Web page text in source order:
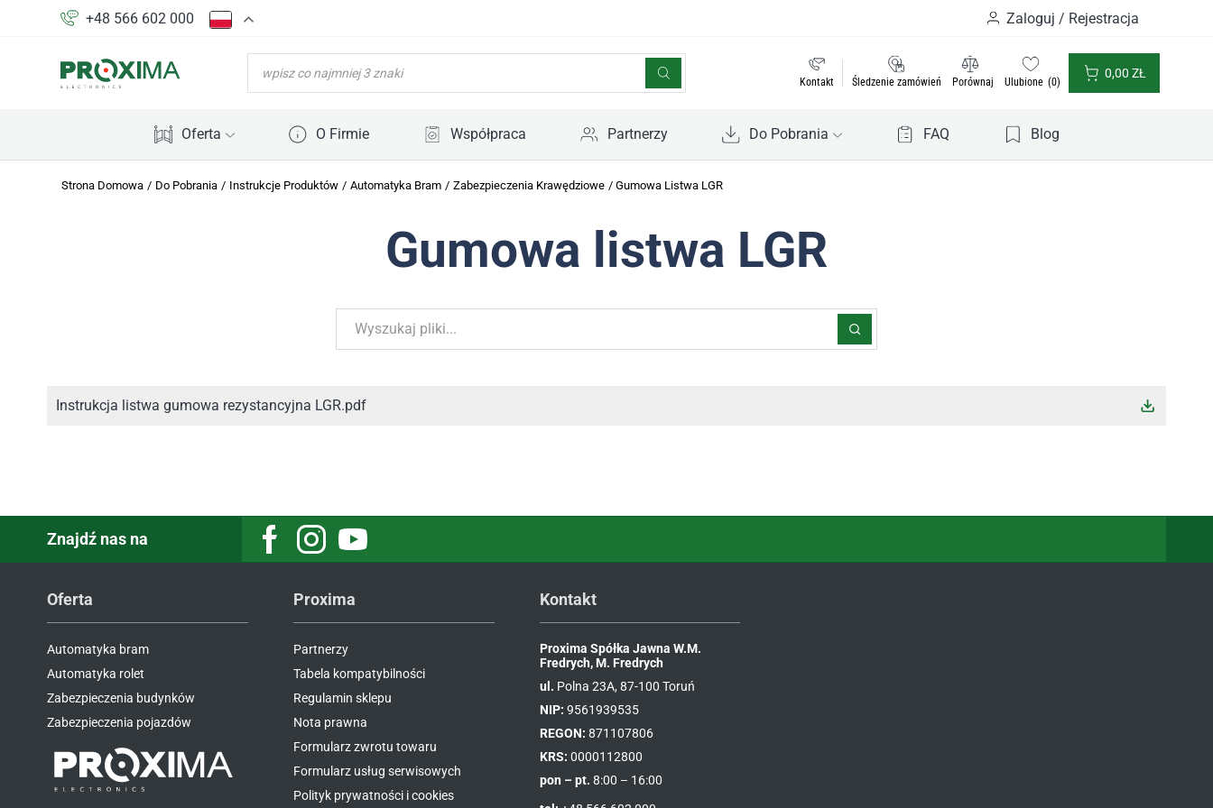
+48 566 602 000 Zaloguj / Rejestracja
WYSZUKIWARKA
PRODUKTÓW
Kontakt Śledzenie zamówień Porównaj Ulubione 0
0,00 ZŁ
Oferta O Firmie Współpraca Partnerzy Do Pobrania FAQ Blog
Strona Domowa / Do Pobrania / Instrukcje Produktów / Automatyka Bram / Zabezpieczenia Krawędziowe / Gumowa Listwa LGR
Gumowa listwa LGR
Instrukcja listwa gumowa rezystancyjna LGR.pdf
Znajdź nas na FacebookInstagramYoutube
Oferta
Automatyka bram
Automatyka rolet
Zabezpieczenia budynków
Zabezpieczenia pojazdów
Proxima
Partnerzy
Tabela kompatybilności
Regulamin sklepu
Nota prawna
Formularz zwrotu towaru
Formularz usług serwisowych
Polityk prywatności i cookies
Kontakt
Proxima Spółka Jawna W.M.
Fredrych, M. Fredrych
ul. Polna 23A, 87-100 Toruń
NIP: 9561939535
REGON: 871107806
KRS: 0000112800
pon – pt. 8:00 – 16:00